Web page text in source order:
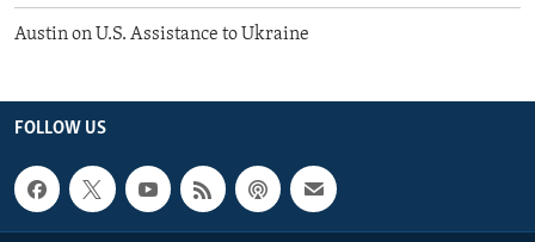
Austin on U.S. Assistance to Ukraine
FOLLOW US